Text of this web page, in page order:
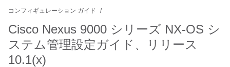
コンフィギュレーション ガイド
Cisco Nexus 9000 シリーズ NX-OS シ
ステム管理設定ガイド、リリース
10.1(x)